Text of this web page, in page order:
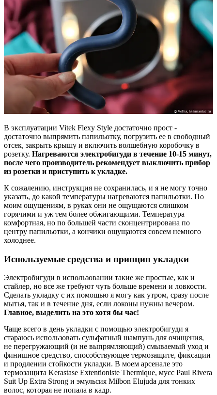
В эксплуатации Vitek Flexy Style достаточно прост -
достаточно выпрямить папильотку, погрузить ее в свободный
отсек, закрыть крышу и включить волшебную коробочку в
розетку. Нагреваются электробигуди в течение 10-15 минут,
после чего производитель рекомендует выключить прибор
из розетки и приступить к укладке.
К сожалению, инструкция не сохранилась, и я не могу точно
указать, до какой температуры нагреваются папильотки. По
моим ощущениям, в руках они не ощущаются слишком
горячими и уж тем более обжигающими. Температура
комфортная, но по большей части сконцентрирована по
центру папильотки, а кончики ощущаются совсем немного
холоднее.
Используемые средства и принцип укладки
Электробигуди в использовании такие же простые, как и
стайлер, но все же требуют чуть больше времени и ловкости.
Сделать укладку с их помощью я могу как утром, сразу после
мытья, так и в течение дня, если локоны нужны вечером.
Главное, выделить на это хотя бы час!
Чаще всего в день укладки с помощью электробигуди я
стараюсь использовать сульфатный шампунь для очищения,
не перегружающий (и не выпрямляющий) смываемый уход и
финишное средство, способствующее термозащите, фиксации
и продлении стойкости укладки. В моем арсенале это
термозащита Kerastase Extentioniste Thermique, мусс Paul Rivera
Suit Up Extra Strong и эмульсия Milbon Elujuda для тонких
волос, которая не попала в кадр.